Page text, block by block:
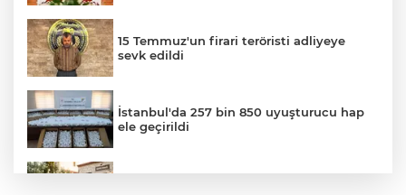
15 Temmuz'un firari teröristi adliyeye
sevk edildi
İstanbul'da 257 bin 850 uyuşturucu hap
ele geçirildi